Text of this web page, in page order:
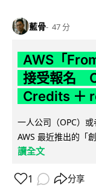
藍骨 47 分
AWS「
接受報名
Credits ＋
一人公司（OPC）
AWS 最近推出的「
讀全文
1 分享